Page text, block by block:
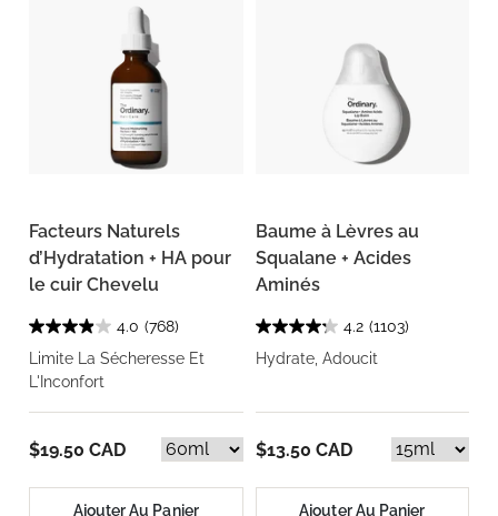
Facteurs Naturels
d’Hydratation + HA pour
le cuir Chevelu
4.0 (768)
Limite La Sécheresse Et
L'Inconfort
$19.50 CAD
Ajouter Au Panier
Baume à Lèvres au
Squalane + Acides
Aminés
4.2 (1103)
Hydrate, Adoucit
$13.50 CAD
Ajouter Au Panier